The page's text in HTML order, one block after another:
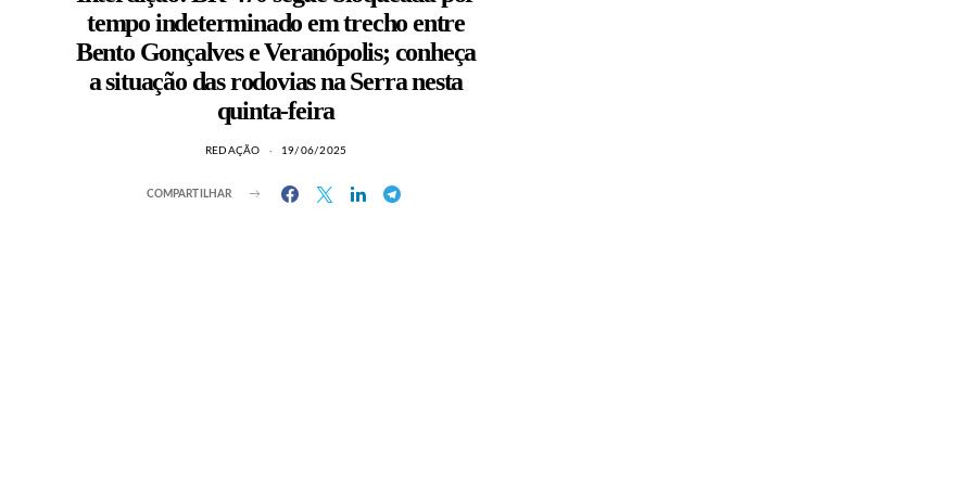
tempo indeterminado em trecho entre
Bento Gonçalves e Veranópolis; conheça
a situação das rodovias na Serra nesta
quinta-feira
REDAÇÃO 19/06/2025
COMPARTILHAR